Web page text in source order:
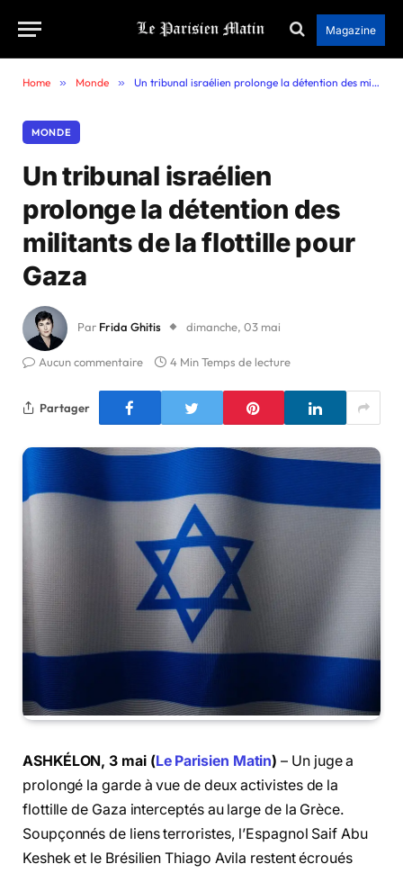
Magazine
Home » Monde » Un tribunal israélien prolonge la détention des militants de la flottille pour Gaza
MONDE
Un tribunal israélien
prolonge la détention des
militants de la flottille pour
Gaza
Par Frida Ghitis dimanche, 03 mai
Aucun commentaire 4 Min Temps de lecture
Partager
ASHKÉLON, 3 mai (Le Parisien Matin) – Un juge a
prolongé la garde à vue de deux activistes de la
flottille de Gaza interceptés au large de la Grèce.
Soupçonnés de liens terroristes, l’Espagnol Saif Abu
Keshek et le Brésilien Thiago Avila restent écroués